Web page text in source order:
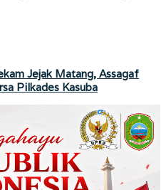
Jejak Matang, Assagaf
Pilkades Kasuba